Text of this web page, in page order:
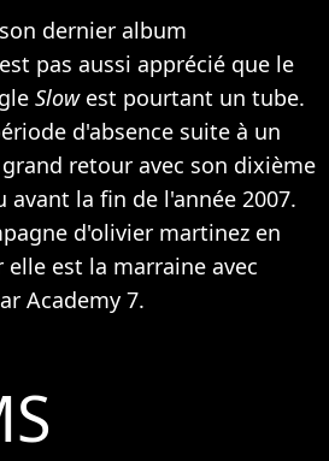
dernier album
pas aussi apprécié que le
Slowest pourtant un tube.
d'absence suite à un
retour avec son dixième
la fin de l'année 2007.
d'olivier martinez en
elle est la marraine avec
Academy 7.